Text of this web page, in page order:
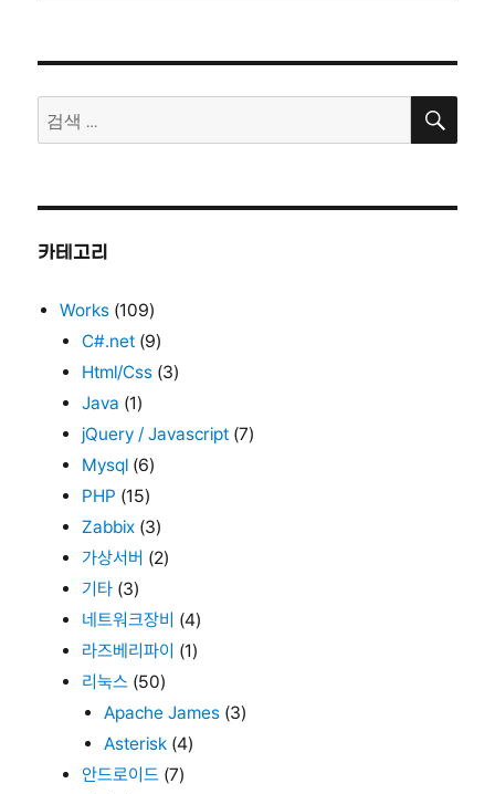
검
색:
검
카테고리
Works (109)
C#.net (9)
Html/Css (3)
Java (1)
jQuery / Javascript (7)
Mysql (6)
PHP (15)
Zabbix (3)
가상서버 (2)
기타 (3)
네트워크장비 (4)
라즈베리파이 (1)
리눅스 (50)
Apache James (3)
Asterisk (4)
안드로이드 (7)